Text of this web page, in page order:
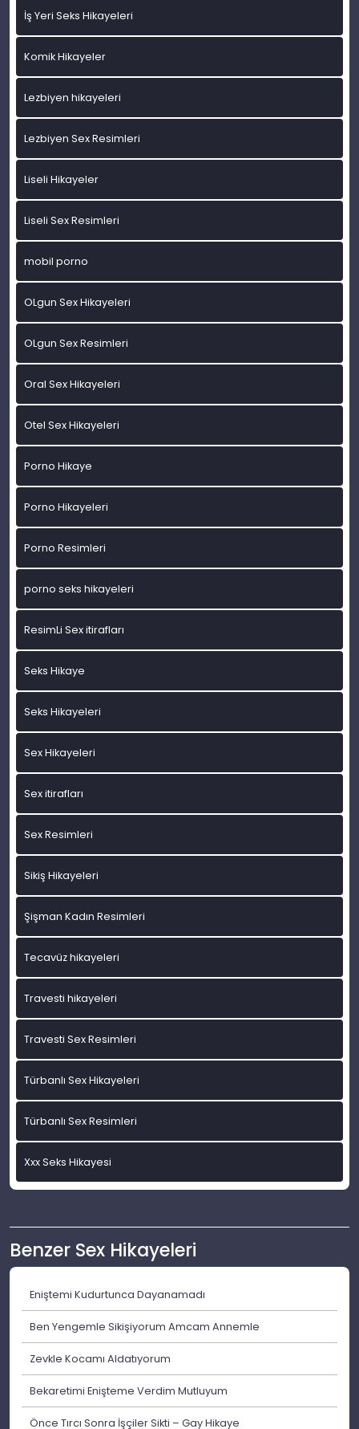
İş Yeri Seks Hikayeleri
Komik Hikayeler
Lezbiyen hikayeleri
Lezbiyen Sex Resimleri
Liseli Hikayeler
Liseli Sex Resimleri
mobil porno
OLgun Sex Hikayeleri
OLgun Sex Resimleri
Oral Sex Hikayeleri
Otel Sex Hikayeleri
Porno Hikaye
Porno Hikayeleri
Porno Resimleri
porno seks hikayeleri
ResimLi Sex itirafları
Seks Hikaye
Seks Hikayeleri
Sex Hikayeleri
Sex itirafları
Sex Resimleri
Sikiş Hikayeleri
Şişman Kadın Resimleri
Tecavüz hikayeleri
Travesti hikayeleri
Travesti Sex Resimleri
Türbanlı Sex Hikayeleri
Türbanlı Sex Resimleri
Xxx Seks Hikayesi
Benzer Sex Hikayeleri
Eniştemi Kudurtunca Dayanamadı
Ben Yengemle Sikişiyorum Amcam Annemle
Zevkle Kocamı Aldatıyorum
Bekaretimi Enişteme Verdim Mutluyum
Önce Tırcı Sonra İşçiler Sikti – Gay Hikaye